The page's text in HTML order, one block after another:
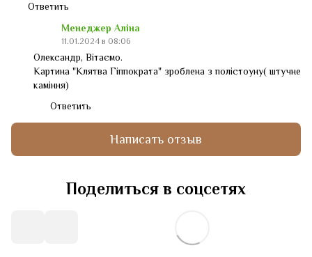
Ответить
Менеджер Аліна
11.01.2024 в 08:06
Олександр, Вітаємо.
Картина "Клятва Гіппократа" зроблена з полістоуну( штучне
каміння)
Ответить
Написать отзыв
Поделиться в соцсетях